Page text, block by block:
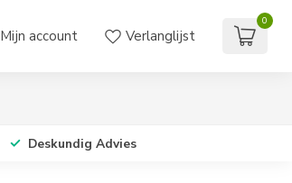
Mijn account Verlanglijst
0
Deskundig Advies